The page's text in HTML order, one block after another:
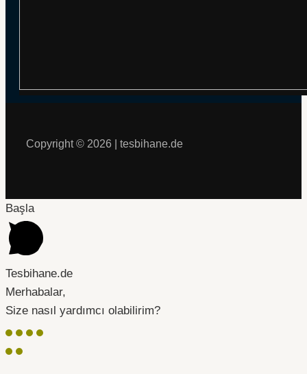
Copyright © 2026 | tesbihane.de
Başla
Tesbihane.de
Merhabalar,
Size nasıl yardımcı olabilirim?